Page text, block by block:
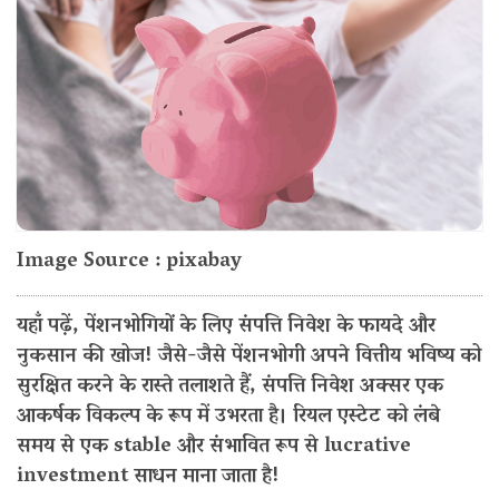
Image Source : pixabay
यहाँ पढ़ें, पेंशनभोगियों के लिए संपत्ति निवेश के फायदे और
नुकसान की खोज! जैसे-जैसे पेंशनभोगी अपने वित्तीय भविष्य को
सुरक्षित करने के रास्ते तलाशते हैं, संपत्ति निवेश अक्सर एक
आकर्षक विकल्प के रूप में उभरता है। रियल एस्टेट को लंबे
समय से एक stable और संभावित रूप से lucrative
investment साधन माना जाता है!